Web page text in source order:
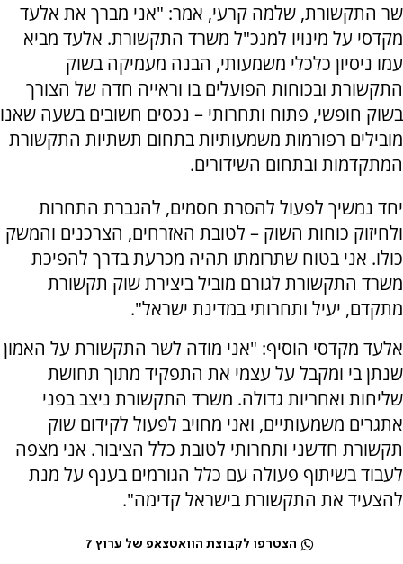
שר התקשורת, שלמה קרעי, אמר: "אני מברך את אלעד
מקדסי על מינויו למנכ"ל משרד התקשורת. אלעד מביא
עמו ניסיון כלכלי משמעותי, הבנה מעמיקה בשוק
התקשורת ובכוחות הפועלים בו וראייה חדה של הצורך
בשוק חופשי, פתוח ותחרותי – נכסים חשובים בשעה שאנו
מובילים רפורמות משמעותיות בתחום תשתיות התקשורת
המתקדמות ובתחום השידורים.
יחד נמשיך לפעול להסרת חסמים, להגברת התחרות
ולחיזוק כוחות השוק – לטובת האזרחים, הצרכנים והמשק
כולו. אני בטוח שתרומתו תהיה מכרעת בדרך להפיכת
משרד התקשורת לגורם מוביל ביצירת שוק תקשורת
מתקדם, יעיל ותחרותי במדינת ישראל".
אלעד מקדסי הוסיף: "אני מודה לשר התקשורת על האמון
שנתן בי ומקבל על עצמי את התפקיד מתוך תחושת
שליחות ואחריות גדולה. משרד התקשורת ניצב בפני
אתגרים משמעותיים, ואני מחויב לפעול לקידום שוק
תקשורת חדשני ותחרותי לטובת כלל הציבור. אני מצפה
לעבוד בשיתוף פעולה עם כלל הגורמים בענף על מנת
להצעיד את התקשורת בישראל קדימה".
הצטרפו לקבוצת הוואטצאפ של ערוץ 7